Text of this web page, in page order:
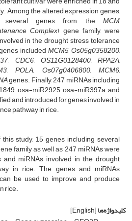
Among the altered expression genes,
several genes from the MCM
Complex) gene family, were
in the drought stress tolerance
includedMCM5,Os05g0358200,
, CDC6, OS11G0128400, RPA2A,
POLA, Os07g0406800, MCM6,
genes. Finally, 247 miRNAs including
osa-miR2925, osa-miR397a and
and introduced for genes involved in
pathway in rice.
study, 15 genes including several
family as well as 247 miRNAs were
miRNAs involved in the drought
in rice. The genes and miRNAs
be used to improve and produce
rice.
کلیدواژه‌ها[English]